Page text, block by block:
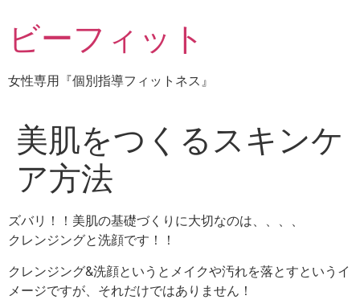
ツ
ビーフィット
女性専用『個別指導フィットネス』
美肌をつくるスキンケ
ア方法
ズバリ！！美肌の基礎づくりに大切なのは、、、、
クレンジングと洗顔です！！
クレンジング&洗顔というとメイクや汚れを落とすというイ
メージですが、それだけではありません！